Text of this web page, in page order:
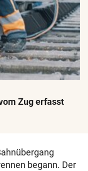
Zug erfasst
begann. Der